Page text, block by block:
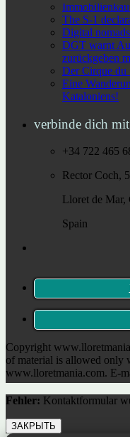
The S-1
Digital
DGT warnt
zurückgeben
Der Cirque du
Eine
Kataloniens!
verbinde dich
+34 722 465
Rector Coch, 5
Lloret de Mar,
Spain
Copyright
of material is allowed only
www.lloretmania.com. E-
Fehler: Kontaktformular
ЗАКРЫТЬ